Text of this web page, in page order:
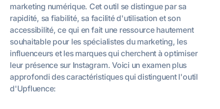
marketing numérique. Cet outil se distingue par sa
rapidité, sa fiabilité, sa facilité d'utilisation et son
accessibilité, ce qui en fait une ressource hautement
souhaitable pour les spécialistes du marketing, les
influenceurs et les marques qui cherchent à optimiser
leur présence sur Instagram. Voici un examen plus
approfondi des caractéristiques qui distinguent l'outil
d'Upfluence: